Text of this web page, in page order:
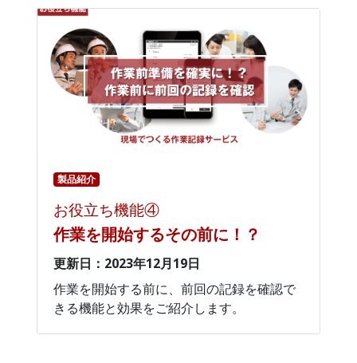
製品紹介
お役立ち機能④
作業を開始するその前に！？
更新日：2023年12月19日
作業を開始する前に、前回の記録を確認で
きる機能と効果をご紹介します。